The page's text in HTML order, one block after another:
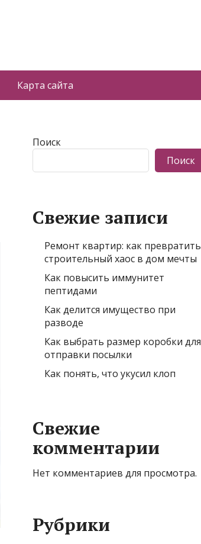
Карта сайта
Поиск
Поиск
Свежие записи
Ремонт квартир: как превратить
строительный хаос в дом мечты
Как повысить иммунитет
пептидами
Как делится имущество при
разводе
Как выбрать размер коробки для
отправки посылки
Как понять, что укусил клоп
Свежие
комментарии
Нет комментариев для просмотра.
Рубрики